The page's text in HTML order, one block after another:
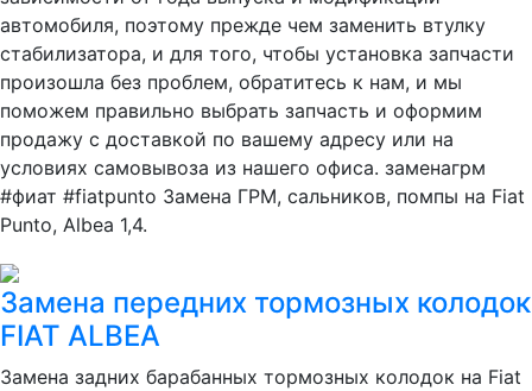
автомобиля, поэтому прежде чем заменить втулку
стабилизатора, и для того, чтобы установка запчасти
произошла без проблем, обратитесь к нам, и мы
поможем правильно выбрать запчасть и оформим
продажу с доставкой по вашему адресу или на
условиях самовывоза из нашего офиса. заменагрм
#фиат #fiatpunto Замена ГРМ, сальников, помпы на Fiat
Punto, Albea 1,4.
Замена передних тормозных колодок
FIAT ALBEA
Замена задних барабанных тормозных колодок на Fiat